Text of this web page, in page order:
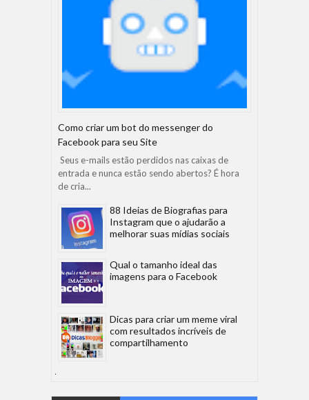
Como criar um bot do messenger do
Facebook para seu Site
Seus e-mails estão perdidos nas caixas de
entrada e nunca estão sendo abertos? É hora
de cria...
88 Ideias de Biografias para
Instagram que o ajudarão a
melhorar suas mídias sociais
Qual o tamanho ideal das
imagens para o Facebook
Dicas para criar um meme viral
com resultados incríveis de
compartilhamento